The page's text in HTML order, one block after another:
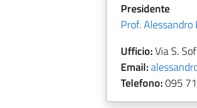
Presidente
Prof.
Ufficio:Via S.
Email:
Telefono:095